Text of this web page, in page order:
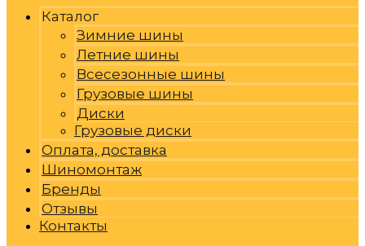
Каталог
Зимние шины
Летние шины
Всесезонные шины
Грузовые шины
Диски
Грузовые диски
Оплата, доставка
Шиномонтаж
Бренды
Отзывы
Контакты